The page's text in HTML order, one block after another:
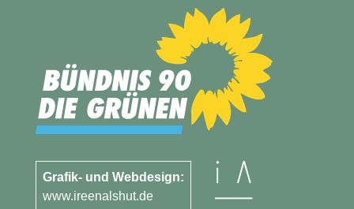
Grafik- und Webdesign:
www.ireenalshut.de